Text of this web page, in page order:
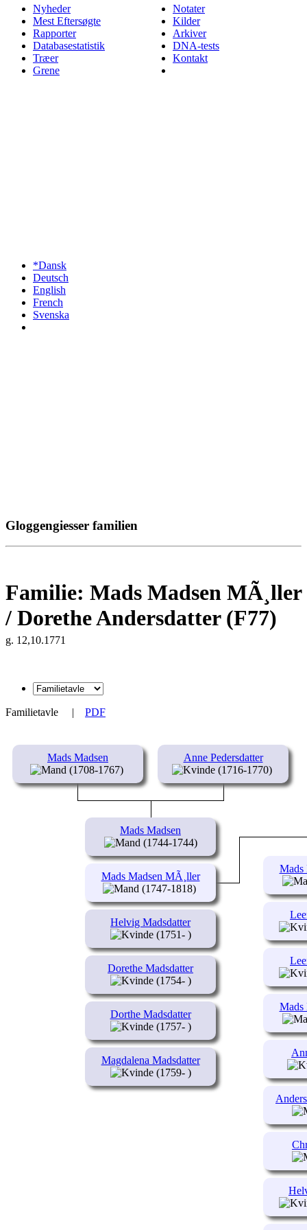
Nyheder
Mest Eftersøgte
Rapporter
Databasestatistik
Træer
Grene
Notater
Kilder
Arkiver
DNA-tests
Kontakt
*Dansk
Deutsch
English
French
Svenska
Gloggengiesser familien
Familie: Mads Madsen MÃ¸ller
/ Dorethe Andersdatter (F77)
g. 12,10.1771
Familietavle | PDF
Mads Madsen
(1708-1767)
Anne Pedersdatter
(1716-1770)
Mads Madsen
(1744-1744)
Helvig Madsdatter
(1751- )
Dorethe Madsdatter
(1754- )
Dorthe Madsdatter
(1757- )
Magdalena Madsdatter
(1759- )
Mads Madsen MÃ¸ller
(1747-1818)
Mads
Mads